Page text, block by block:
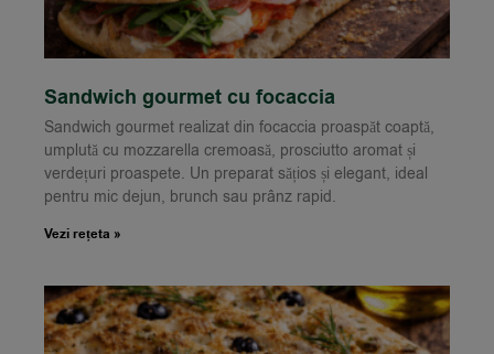
Sandwich gourmet cu focaccia
Sandwich gourmet realizat din focaccia proaspăt coaptă,
umplută cu mozzarella cremoasă, prosciutto aromat și
verdețuri proaspete. Un preparat sățios și elegant, ideal
pentru mic dejun, brunch sau prânz rapid.
Vezi rețeta »